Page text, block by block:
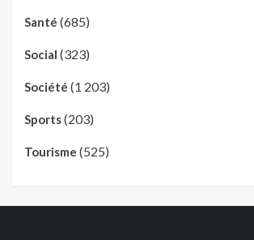
Santé (685)
Social (323)
Société (1 203)
Sports(203)
Tourisme (525)